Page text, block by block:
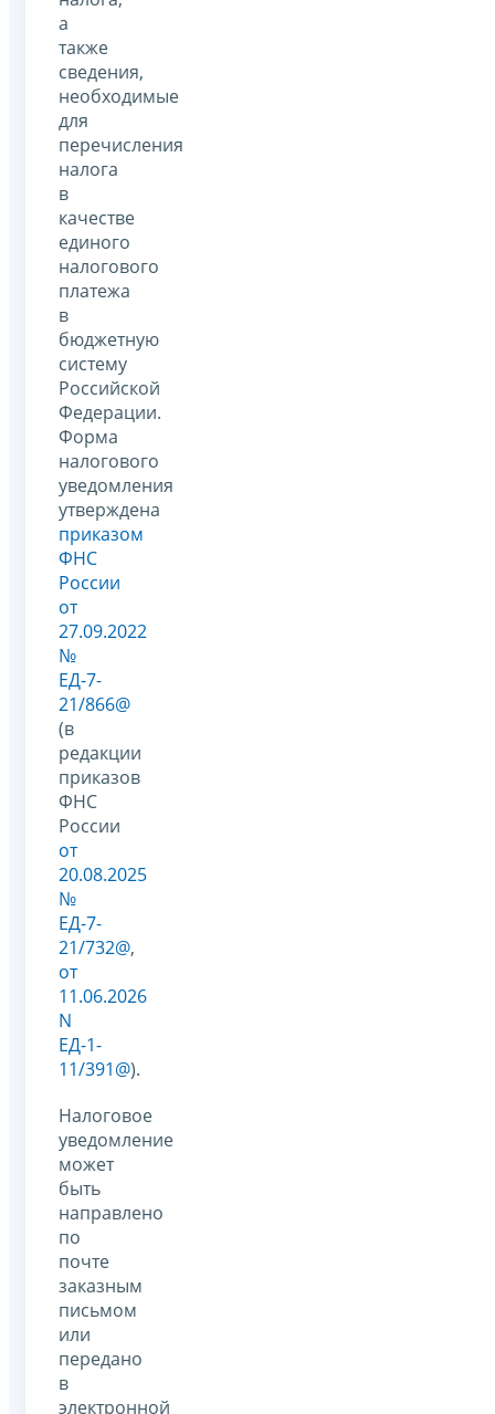
а
также
сведения,
необходимые
для
перечисления
налога
в
качестве
единого
налогового
платежа
в
бюджетную
систему
Российской
Федерации.
Форма
налогового
уведомления
утверждена
приказом
ФНС
России
от
27.09.2022
№
ЕД-7-
21/866@
(в
редакции
приказов
ФНС
России
от
20.08.2025
№
ЕД-7-
21/732@,
от
11.06.2026
N
ЕД-1-
11/391@).
Налоговое
уведомление
может
быть
направлено
по
почте
заказным
письмом
или
передано
в
электронной